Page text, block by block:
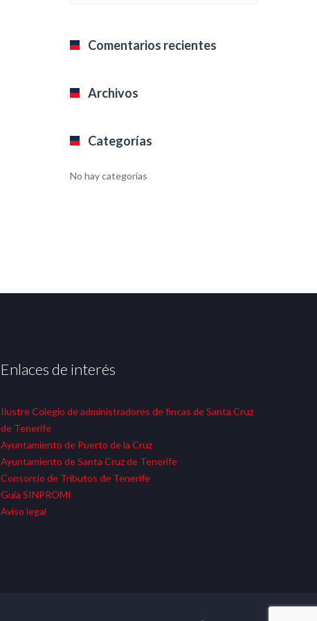
Comentarios recientes
Archivos
Categorías
No hay categorías
Enlaces de interés
Ilustre Colegio de administradores de fincas de Santa Cruz
de Tenerife
Ayuntamiento de Puerto de la Cruz
Ayuntamiento de Santa Cruz de Tenerife
Consorcio de Tributos de Tenerife
Guía SINPROMI
Aviso legal